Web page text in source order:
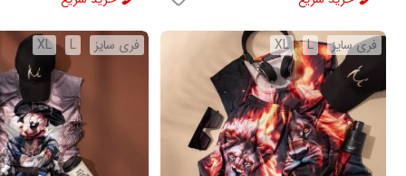
فری سایز L
XL فری سایز L
XL